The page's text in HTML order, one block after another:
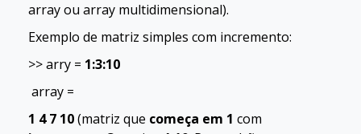
array ou array multidimensional).
Exemplo de matriz simples com incremento:
>> arry = 1:3:10
array =
1 4 7 10(matriz que começa em 1 com